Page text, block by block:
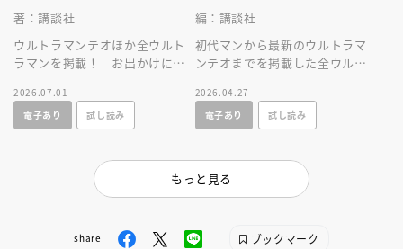
著：講談社
ウルトラマンテオほか全ウルト
ラマンを掲載！ お出かけに便
ルトラヒーロのすべてが分か
る！
2026.07.01
電子あり
試し読み
編：講談社
初代マンから最新のウルトラマ
ンテオまでを掲載した全ウルト
訂版。必殺技やプロフィールを
大公開！
2026.04.27
電子あり
試し読み
もっと見る
share ブックマーク